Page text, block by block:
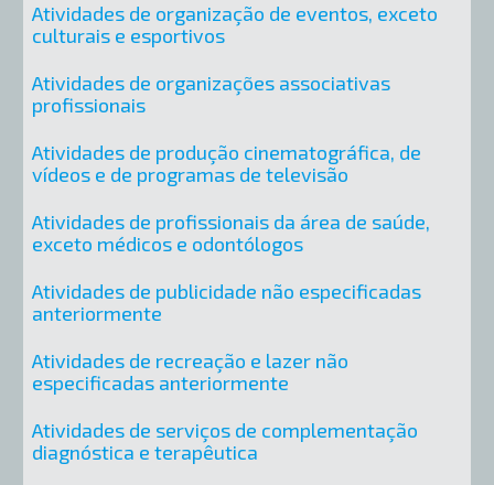
Atividades de organização de eventos, exceto
culturais e esportivos
Atividades de organizações associativas
profissionais
Atividades de produção cinematográfica, de
vídeos e de programas de televisão
Atividades de profissionais da área de saúde,
exceto médicos e odontólogos
Atividades de publicidade não especificadas
anteriormente
Atividades de recreação e lazer não
especificadas anteriormente
Atividades de serviços de complementação
diagnóstica e terapêutica